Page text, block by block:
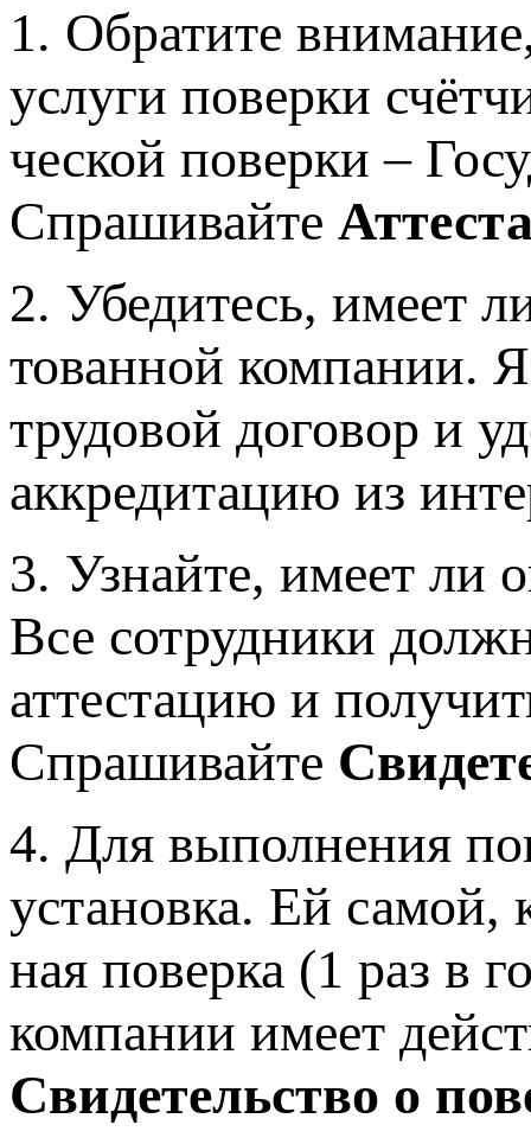
1. Обратите
услуги поверки
ческой поверки –
Спрашивайте
2. Убедитесь, имеет
тованной компании.
трудовой договор и
аккредитацию из
3. Узнайте, имеет ли
Все сотрудники
аттестацию и
Спрашивайте
4. Для выполнения
установка. Ей самой,
ная поверка (1 раз в
компании имеет
Свидетельство о